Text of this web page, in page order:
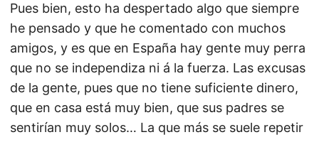
Pues bien, esto ha despertado algo que siempre
he pensado y que he comentado con muchos
amigos, y es que en España hay gente muy perra
que no se independiza ni á la fuerza. Las excusas
de la gente, pues que no tiene suficiente dinero,
que en casa está muy bien, que sus padres se
sentirían muy solos… La que más se suele repetir